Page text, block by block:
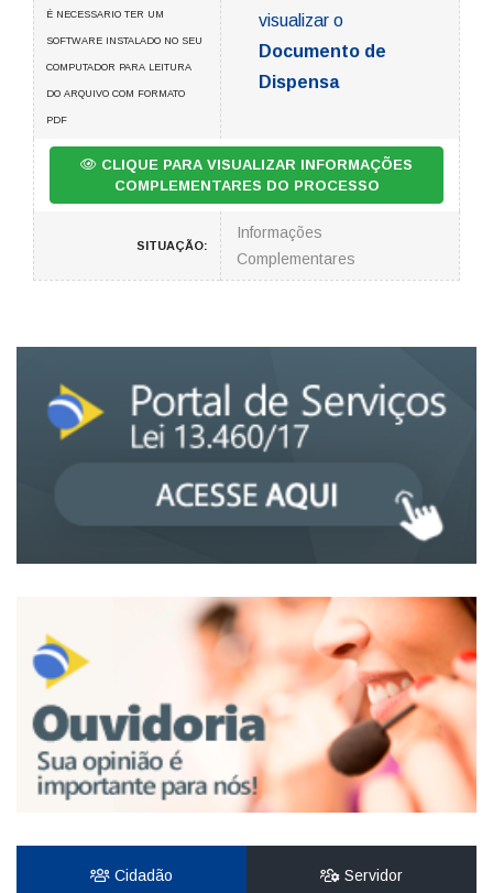
É NECESSARIO TER UM
SOFTWARE INSTALADO NO SEU
COMPUTADOR PARA LEITURA
DO ARQUIVO COM FORMATO
PDF
visualizar o
Documento de
Dispensa
CLIQUE PARA VISUALIZAR INFORMAÇÕES
COMPLEMENTARES DO PROCESSO
SITUAÇÃO:
Informações
Complementares
Cidadão Servidor